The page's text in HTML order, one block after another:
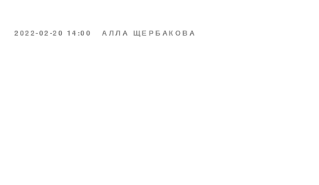
2022-02-20 14:00 АЛЛА ЩЕРБАКОВА